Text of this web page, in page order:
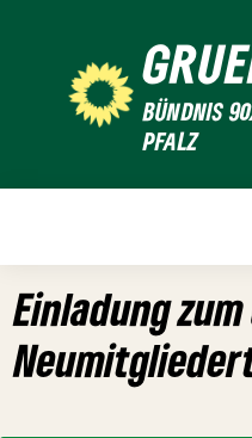
BÜNDNIS
PFALZ
Einladung